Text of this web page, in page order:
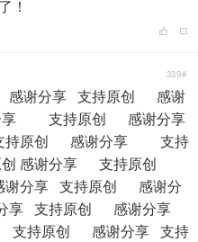
！
339#
谢分享 支持原创 感谢
享 支持原创 感谢分享
持原创 感谢分享 支持
感谢分享 支持原创
分享 支持原创 感谢分
支持原创 感谢分享
持原创 感谢分享 支持